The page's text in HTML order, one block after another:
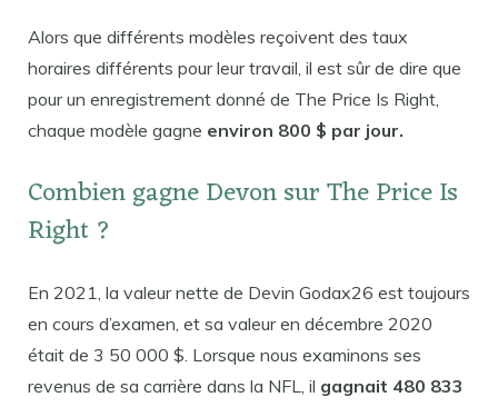
Alors que différents modèles reçoivent des taux
horaires différents pour leur travail, il est sûr de dire que
pour un enregistrement donné de The Price Is Right,
chaque modèle gagne environ 800 $ par jour.
Combien gagne Devon sur The Price Is
Right ?
En 2021, la valeur nette de Devin Godax26 est toujours
en cours d’examen, et sa valeur en décembre 2020
était de 3 50 000 $. Lorsque nous examinons ses
revenus de sa carrière dans la NFL, il gagnait 480 833